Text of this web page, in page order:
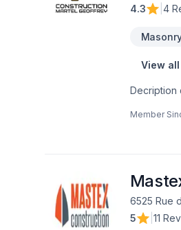
4.3
4
View
Decription
Member
6525 Rue
5
11